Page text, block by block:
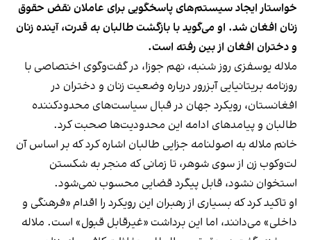
خواستار ایجاد سیستم‌های پاسخگویی برای عاملان نقض حقوق
زنان افغان شد. او می‌گوید با بازگشت طالبان به قدرت، آینده زنان
و دختران افغان از بین رفته است.
ملاله یوسفزی روز شنبه، نهم جوزا، در گفت‌وگوی اختصاصی با
روزنامه بریتانیایی آبزرور درباره وضعیت زنان و دختران در
افغانستان، رویکرد جهان در قبال سیاست‌های محدودکننده
طالبان و پیامدهای ادامه این محدودیت‌ها صحبت کرد.
خانم ملاله به اصولنامه جزایی طالبان اشاره کرد که بر اساس آن
لت‌وکوب زن از سوی شوهر، تا زمانی که منجر به شکستن
استخوان نشود، قابل پیگرد قضایی محسوب نمی‌شود.
او تاکید کرد که بسیاری از رهبران این رویکرد را اقدام «فرهنگی و
داخلی» می‌دانند، اما این برداشت «غیرقابل قبول» است. ملاله